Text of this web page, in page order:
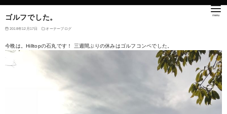
ゴルフでした。
2018年12月17日 オーナーブログ
今晩は。Hilltopの石丸です！ 三週間ぶりの休みはゴルフコンペでした。